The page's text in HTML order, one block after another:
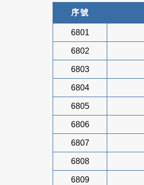
序號
6801
6802
6803
6804
6805
6806
6807
6808
6809